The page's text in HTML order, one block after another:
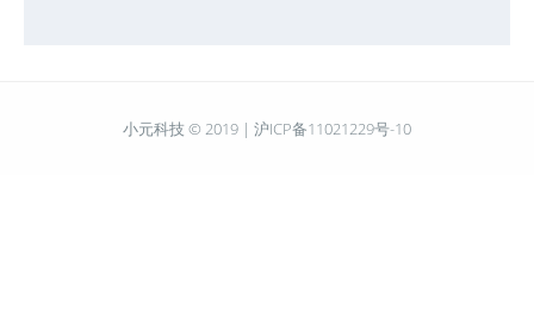
小元科技 © 2019 | 沪ICP备11021229号-10